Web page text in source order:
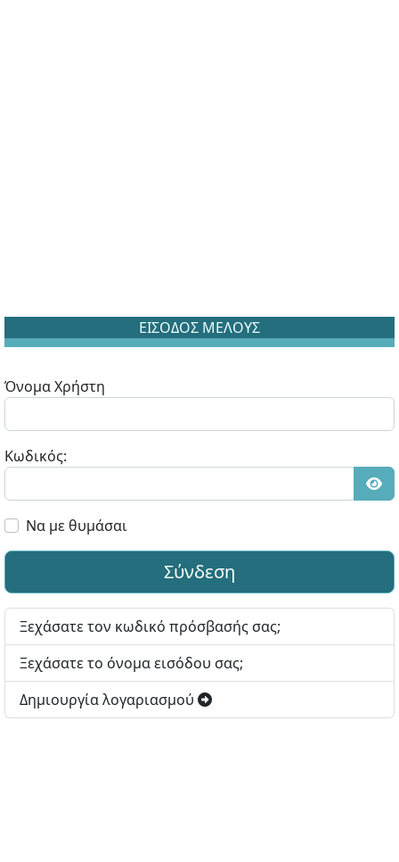
ΕΙΣΟΔΟΣ ΜΕΛΟΥΣ
Όνομα Χρήστη
Κωδικός:
Να με θυμάσαι
Σύνδεση
Ξεχάσατε τον κωδικό πρόσβασής σας;
Ξεχάσατε το όνομα εισόδου σας;
Δημιουργία λογαριασμού